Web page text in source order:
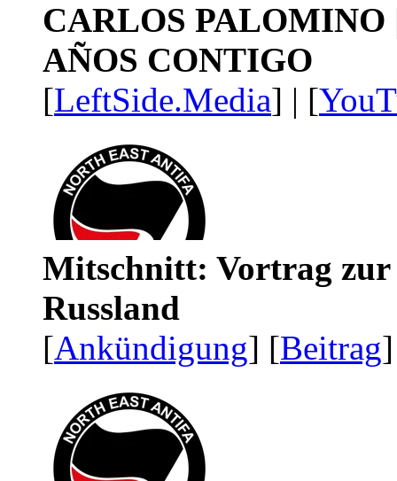
CARLOS PALOMINO
AÑOS CONTIGO
[LeftSide.Media] | [
Mitschnitt: Vortrag zur
Russland
[Ankündigung] [Beitrag